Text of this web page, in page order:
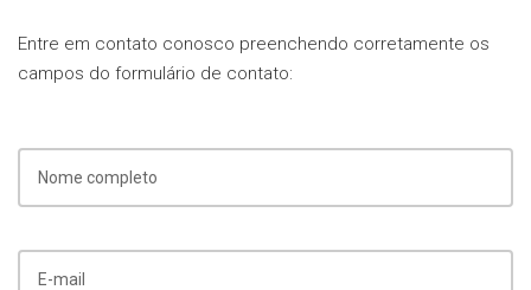
Entre em contato conosco preenchendo corretamente os
campos do formulário de contato:
Nome completo
E-mail